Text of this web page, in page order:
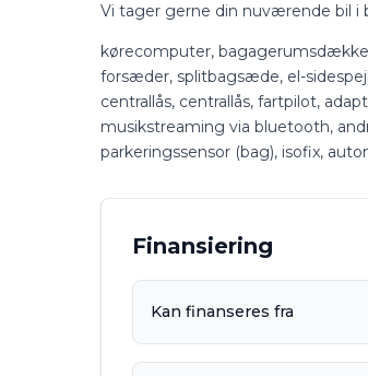
Vi tager gerne din nuværende bil i
kørecomputer,
forsæder, splitbagsæde, el-
centrallås, centrallås, fartpilot,
musikstreaming via bluetooth,
parkeringssensor (bag), isofix,
Finansiering
Kan finanseres fra